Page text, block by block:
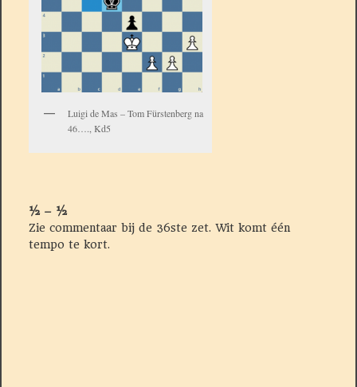
Luigi de Mas – Tom Fürstenberg na
46…., Kd5
½ – ½
Zie commentaar bij de 36ste zet. Wit komt één
tempo te kort.